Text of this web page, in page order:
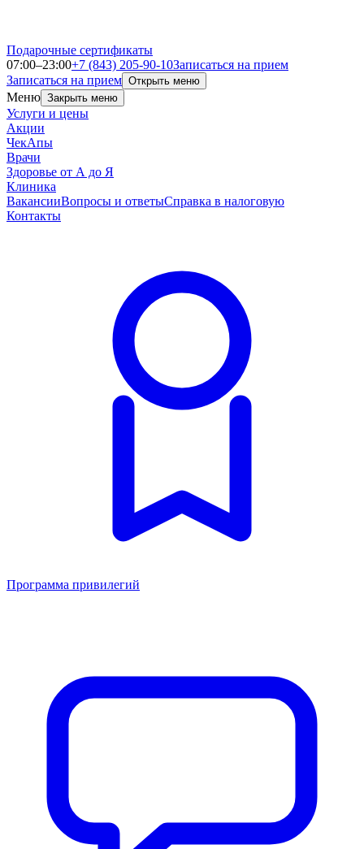
Подарочные сертификаты
07:00–23:00+7 (843) 205-90-10Записаться на прием
Записаться на прием Открыть меню
Меню Закрыть меню
Услуги и цены
Акции
ЧекАпы
Врачи
Здоровье от А до Я
Клиника
ВакансииВопросы и ответыСправка в налоговую
Контакты
Программа привилегий